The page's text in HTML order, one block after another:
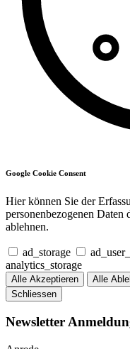
Google Cookie Consent
Hier können Sie der
personenbezogenen Daten
ablehnen.
ad_storage
analytics_storage
Alle Akzeptieren
Alle
Schliessen
Newsletter